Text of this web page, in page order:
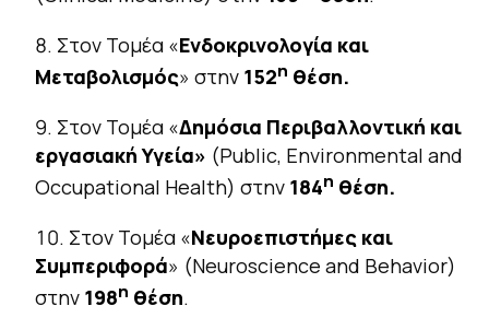
Στον Τομέα «Ενδοκρινολογία και
Μεταβολισμός» στην 152η θέση.
Στον Τομέα «Δημόσια Περιβαλλοντική και
εργασιακή Υγεία» (Public, Environmental and
Occupational Health) στην 184η θέση.
Στον Τομέα «Νευροεπιστήμες και
Συμπεριφορά» (Neuroscience and Behavior)
στην 198η θέση.